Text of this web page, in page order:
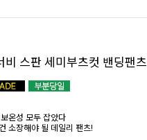
비 스판 세미부츠컷 밴딩팬츠
온성 모두 잡았다
소장해야 될 데일리 팬츠!